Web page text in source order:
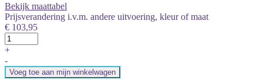
Bekijk maattabel
Prijsverandering i.v.m. andere uitvoering, kleur of maat
€ 103,95
+
-
Voeg toe aan mijn winkelwagen